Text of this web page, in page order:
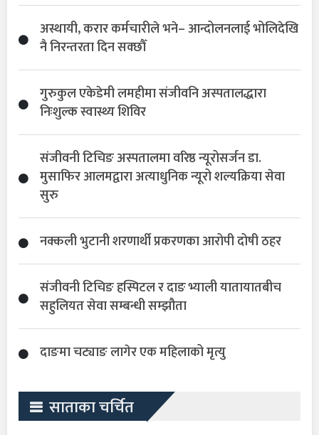
अस्थायी, करार कर्मचारीले भने– आन्दोलनलाई भोलिदेखि
नै निरन्तरता दिन सक्छौँ
गुरुकुल एकेडेमी लमहीमा संजीवनि अस्पतालद्धारा
निःशुल्क स्वास्थ्य शिविर
संजीवनी टिचिङ अस्पतालमा वरिष्ठ न्यूरोसर्जन डा.
मुसाफिर आलमद्वारा अत्याधुनिक न्यूरो शल्यक्रिया सेवा
सुरु
नक्कली भुटानी शरणार्थी प्रकरणका आरोपी दोषी ठहर
संजीवनी टिचिङ हस्पिटल र दाङ भ्याली यातायातबीच
सहुलियत सेवा सम्बन्धी सम्झौता
दाङमा चट्याङ लागेर एक महिलाको मृत्यु
साताका चर्चित